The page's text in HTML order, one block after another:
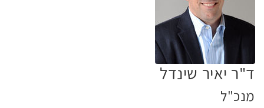
ד"ר יאיר שינדל
מנכ"ל